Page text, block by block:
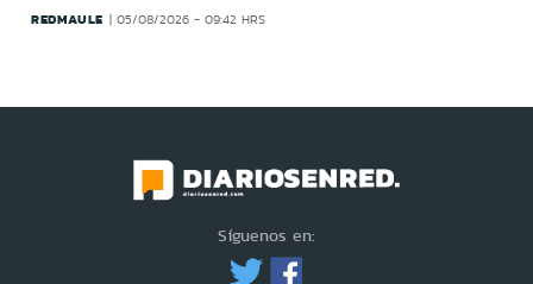
REDMAULE 05/08/2026 - 09:42 HRS
Síguenos en: